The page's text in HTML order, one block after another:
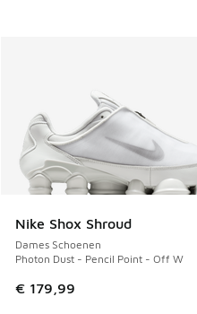
Nike Shox Shroud
Dames Schoenen
Photon Dust - Pencil Point - Off W
€ 179,99